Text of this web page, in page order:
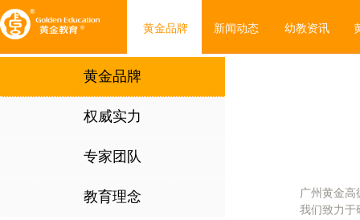
黄金品牌 新闻动态 幼教资讯
黄金品牌
权威实力
专家团队
教育理念
广州黄金高
我们致力于